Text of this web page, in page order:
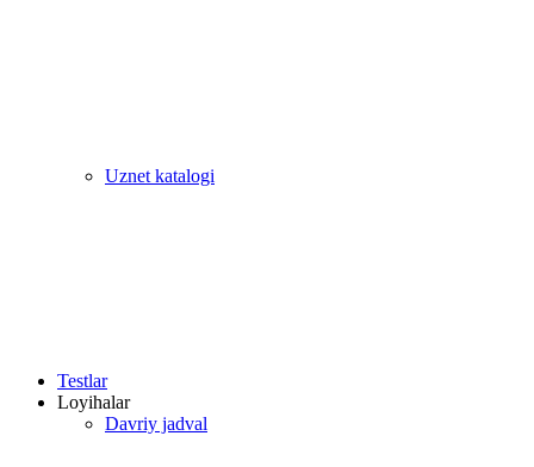
Uznet katalogi
Testlar
Loyihalar
Davriy jadval